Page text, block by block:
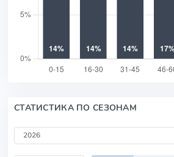
СТАТИСТИКА ПО СЕЗОНАМ